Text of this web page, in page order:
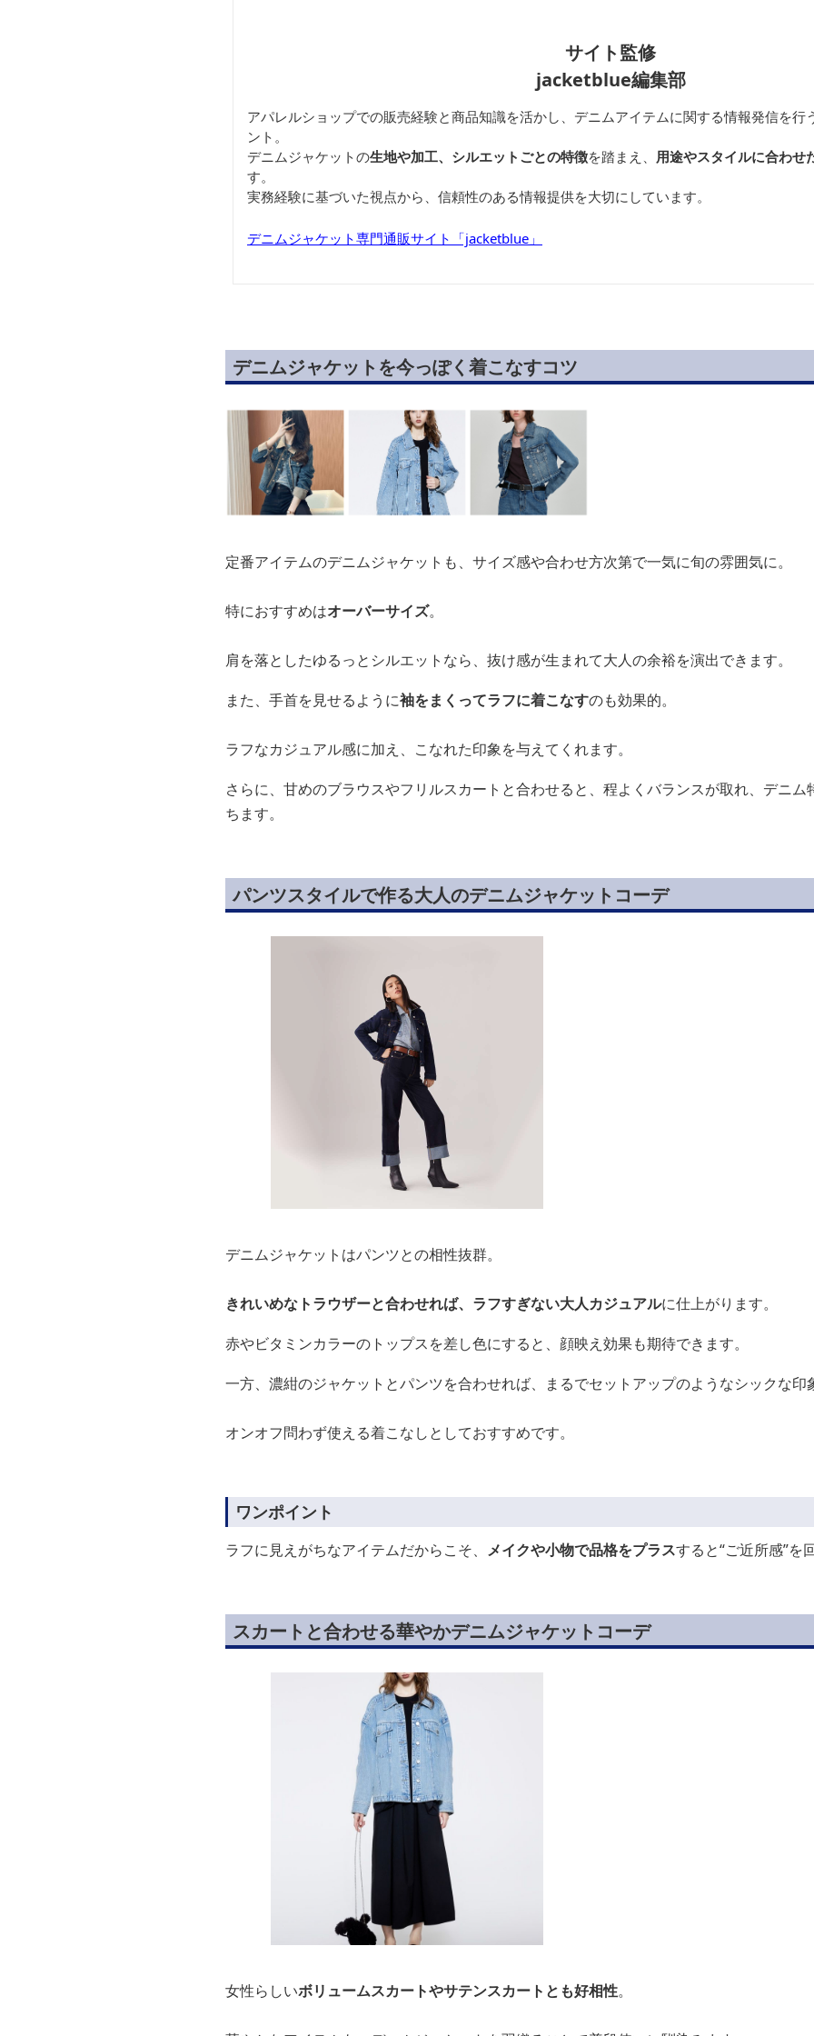
サイト監修
jacketblue編集部
アパレルショップでの販売経験と商品知識を活かし、デニムアイテムに関する情報発信を行
ント。
デニムジャケットの生地や加工、シルエットごとの特徴を踏まえ、 用途やスタイルに合わせ
す。
実務経験に基づいた視点から、信頼性のある情報提供を大切にしています。
デニムジャケット専門通販サイト「jacketblue」
デニムジャケットを今っぽく着こなすコツ
定番アイテムのデニムジャケットも、サイズ感や合わせ方次第で一気に旬の雰囲気に。
特におすすめはオーバーサイズ。
肩を落としたゆるっとシルエットなら、抜け感が生まれて大人の余裕を演出できます。
また、手首を見せるように袖をまくってラフに着こなすのも効果的。
ラフなカジュアル感に加え、こなれた印象を与えてくれます。
さらに、甘めのブラウスやフリルスカートと合わせると、程よくバランスが取れ、デニ
ちます。
パンツスタイルで作る大人のデニムジャケットコーデ
デニムジャケットはパンツとの相性抜群。
きれいめなトラウザーと合わせれば、ラフすぎない大人カジュアルに仕上がります。
赤やビタミンカラーのトップスを差し色にすると、顔映え効果も期待できます。
一方、濃紺のジャケットとパンツを合わせれば、まるでセットアップのようなシックな印
オンオフ問わず使える着こなしとしておすすめです。
ワンポイント
ラフに見えがちなアイテムだからこそ、 メイクや小物で品格をプラスすると“ご近所感”を
スカートと合わせる華やかデニムジャケットコーデ
女性らしいボリュームスカートやサテンスカートとも好相性。